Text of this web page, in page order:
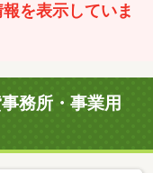
を表示していま
務所・事業用